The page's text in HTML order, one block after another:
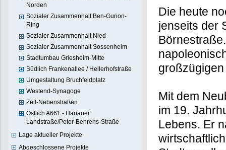
Norden
Sozialer Zusammenhalt Ben-Gurion-
Ring
Sozialer Zusammenhalt Nied
Sozialer Zusammenhalt Sossenheim
Stadtumbau Griesheim-Mitte
Südlich Frankenallee / Hellerhofstraße
Umgestaltung Bruchfeldplatz
Westend-Synagoge
Zeil-Nebenstraßen
Östlich A661 - Hanauer
Landstraße/Peter-Behrens-Straße
Lage aktueller Projekte
Abgeschlossene Projekte
Die heute
jenseits der
Mit dem
im 19.
Lebens. Er